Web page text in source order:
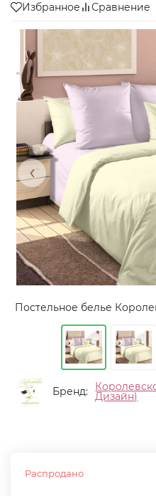
Избранное Сравнение
‹
Бренд: Дизайн)
Распродано